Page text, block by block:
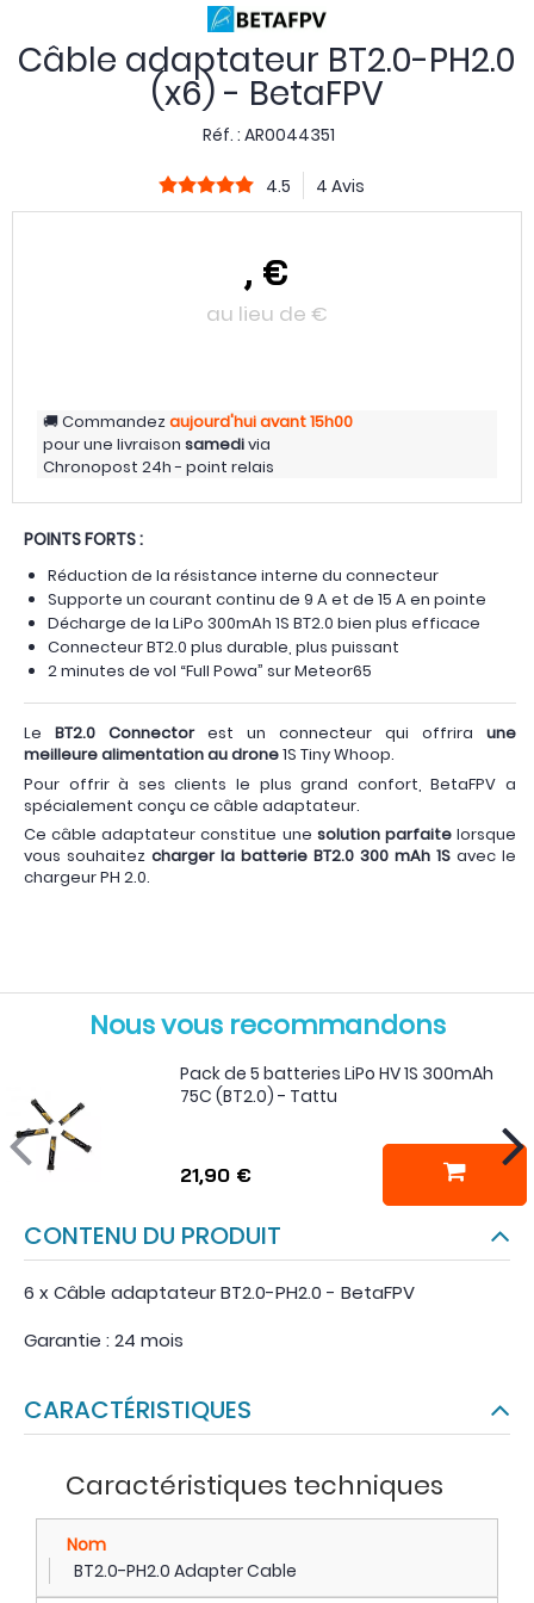
Câble adaptateur BT2.0-PH2.0
(x6) - BetaFPV
Réf. : AR0044351
4.5 4 Avis
, €
au lieu de €
Commandezaujourd'huiavant 15h00
pour une livraison samedivia
Chronopost 24h - point relais
POINTS FORTS :
Réduction de la résistance interne du connecteur
Supporte un courant continu de 9 A et de 15 A en pointe
Décharge de la LiPo 300mAh 1S BT2.0 bien plus efficace
Connecteur BT2.0 plus durable, plus puissant
2 minutes de vol “Full Powa” sur Meteor65
Le BT2.0 Connectorest un connecteur qui offrira une
meilleure alimentation au drone1S Tiny Whoop.
Pour offrir à ses clients le plus grand confort, BetaFPV a
spécialement conçu ce câble adaptateur.
Ce câble adaptateur constitue une solution parfaitelorsque
vous souhaitez charger la batterie BT2.0 300 mAh 1S avec le
chargeur PH 2.0.
Nous vous recommandons
Pack de 5 batteries LiPo HV 1S 300mAh
75C (BT2.0) - Tattu
21,90 €
CONTENU DU PRODUIT
6 x Câble adaptateur BT2.0-PH2.0 - BetaFPV
Garantie : 24 mois
CARACTÉRISTIQUES
Caractéristiques techniques
Nom
BT2.0-PH2.0 Adapter Cable